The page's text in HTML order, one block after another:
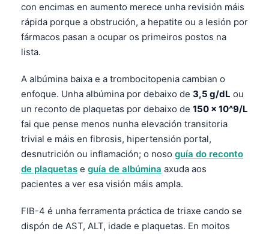
con encimas en aumento merece unha revisión máis
rápida porque a obstrución, a hepatite ou a lesión por
fármacos pasan a ocupar os primeiros postos na
lista.
A albúmina baixa e a trombocitopenia cambian o
enfoque. Unha albúmina por debaixo de 3,5 g/dL ou
un reconto de plaquetas por debaixo de 150 × 10^9/L
fai que pense menos nunha elevación transitoria
trivial e máis en fibrosis, hipertensión portal,
desnutrición ou inflamación; o noso guía do reconto
de plaquetas e guía de albúmina axuda aos
pacientes a ver esa visión máis ampla.
FIB-4 é unha ferramenta práctica de triaxe cando se
dispón de AST, ALT, idade e plaquetas. En moitos
Azərbaycan dili
Eesti
日本語
Čeština
ქართული
Русский
Lietuvių kalba
Polski
Magyar
Shqip